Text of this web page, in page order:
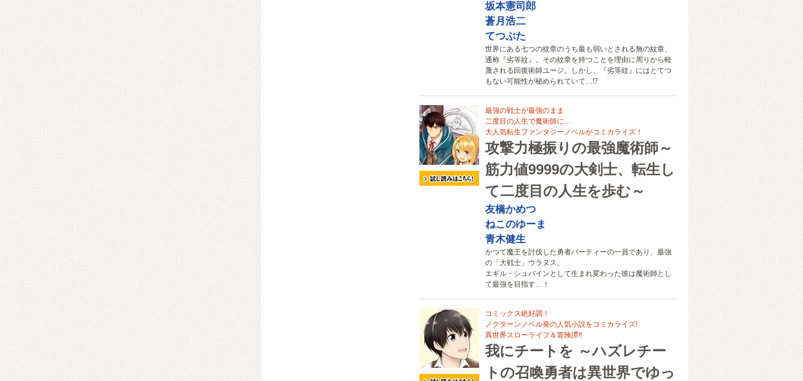
坂本憲司郎
蒼月浩二
てつぶた
世界にある七つの紋章のうち最も弱いとされる無の紋章、
通称『劣等紋』。その紋章を持つことを理由に周りから軽
蔑される回復術師ユージ。しかし、『劣等紋』にはとてつ
もない可能性が秘められていて…⁉
最強の戦士が最強のまま
二度目の人生で魔術師に…
大人気転生ファンタジーノベルがコミカライズ！
攻撃力極振りの最強魔術師～
筋力値9999の大剣士、転生し
て二度目の人生を歩む～
友橋かめつ
ねこのゆーま
青木健生
かつて魔王を討伐した勇者パーティーの一員であり、最強
の「大戦士」ウラヌス。
エギル・シュバインとして生まれ変わった彼は魔術師とし
て最強を目指す…！
コミックス絶好調！
ノクターンノベル発の人気小説をコミカライズ!
異世界スローライフ＆冒険譚!!
我にチートを ～ハズレチー
トの召喚勇者は異世界でゆっ